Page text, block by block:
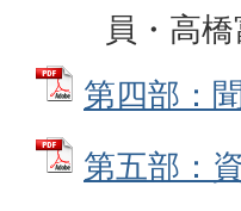
員・高
第四部：
第五部：